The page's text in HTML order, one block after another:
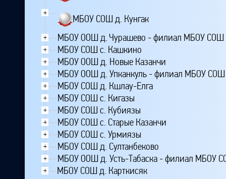
+
МБОУ СОШ д. Кунгак
+ МБОУ ООШ д. Чурашево - филиал МБОУ СОШ
+ МБОУ СОШ с. Кашкино
+ МБОУ ООШ д. Новые Казанчи
+ МБОУ ООШ д. Упканкуль - филиал МБОУ
+ МБОУ СОШ д. Кшлау-Елга
+ МБОУ СОШ с. Кигазы
+ МБОУ СОШ с. Кубиязы
+ МБОУ СОШ с. Старые Казанчи
+ МБОУ СОШ с. Урмиязы
+ МБОУ СОШ д. Султанбеково
+ МБОУ ООШ д. Усть-Табаска - филиал МБОУ
+ МБОУ СОШ д. Карткисяк